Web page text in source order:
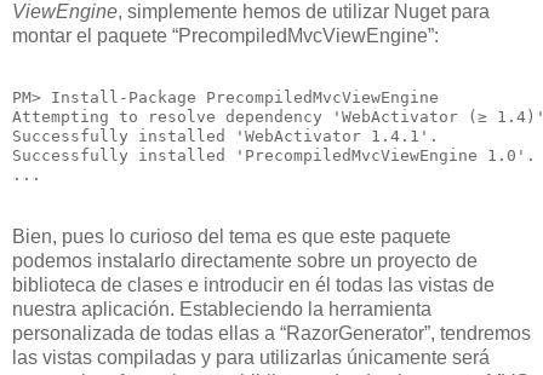
ViewEngine, simplemente hemos de utilizar Nuget para
montar el paquete “PrecompiledMvcViewEngine”:
PM> Install-Package PrecompiledMvcViewEngine
Attempting to resolve dependency 'WebActivator (≥
Successfully installed 'WebActivator 1.4.1'.
Successfully installed 'PrecompiledMvcViewEngine 1.0'.
...
Bien, pues lo curioso del tema es que este paquete
podemos instalarlo directamente sobre un proyecto de
biblioteca de clases e introducir en él todas las vistas de
nuestra aplicación. Estableciendo la herramienta
personalizada de todas ellas a “RazorGenerator”, tendremos
las vistas compiladas y para utilizarlas únicamente será